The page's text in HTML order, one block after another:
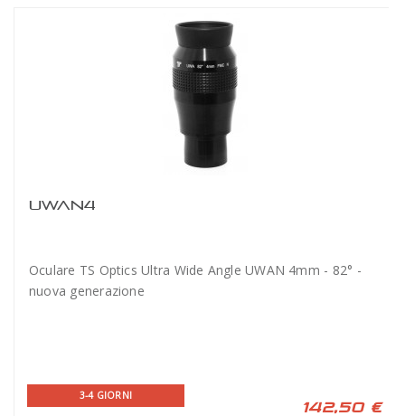
UWAN4
Oculare TS Optics Ultra Wide Angle UWAN 4mm - 82° -
nuova generazione
3-4 GIORNI
142,50 €